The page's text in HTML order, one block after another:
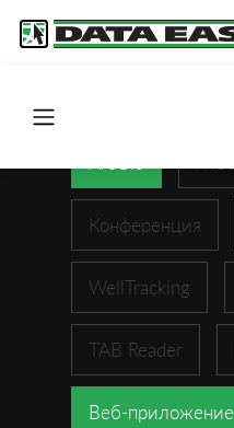
Конференция
WellTracking
TAB Reader
Веб-приложение